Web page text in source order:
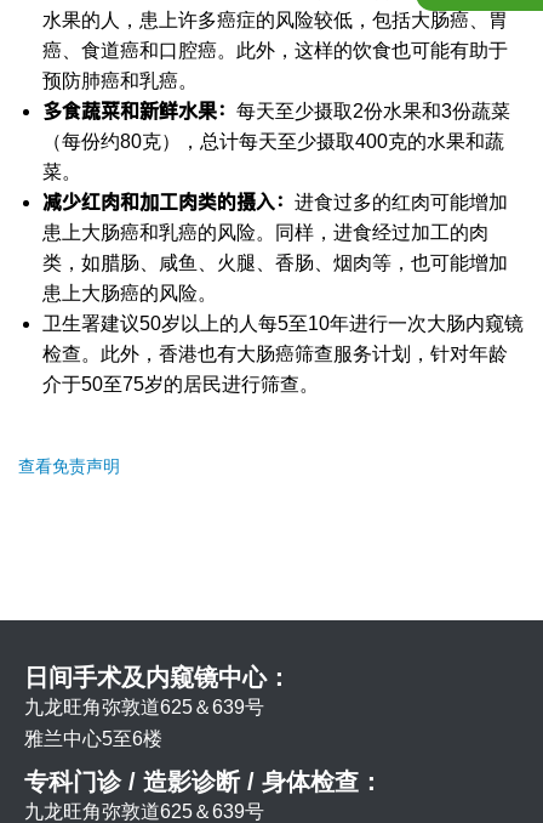
水果的人，患上许多癌症的风险较低，包括大肠癌、胃
癌、食道癌和口腔癌。此外，这样的饮食也可能有助于
预防肺癌和乳癌。
多食蔬菜和新鲜水果： 每天至少摄取2份水果和3份蔬菜
（每份约80克），总计每天至少摄取400克的水果和蔬
菜。
减少红肉和加工肉类的摄入： 进食过多的红肉可能增加
患上大肠癌和乳癌的风险。同样，进食经过加工的肉
类，如腊肠、咸鱼、火腿、香肠、烟肉等，也可能增加
患上大肠癌的风险。
卫生署建议50岁以上的人每5至10年进行一次大肠内窥镜
检查。此外，香港也有大肠癌筛查服务计划，针对年龄
介于50至75岁的居民进行筛查。
查看免责声明
日间手术及内窥镜中心：
九龙旺角弥敦道625＆639号
雅兰中心5至6楼
专科门诊 / 造影诊断 / 身体检查：
九龙旺角弥敦道625＆639号